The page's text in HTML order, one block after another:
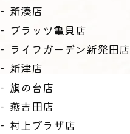
新湊店
プラッツ亀貝店
ライフガーデン新発田店
新津店
旗の台店
燕吉田店
村上プラザ店